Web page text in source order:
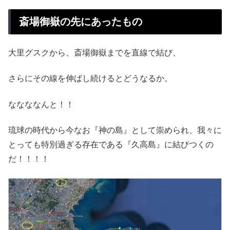
斎場御嶽の先にあったもの
大里グスクから、斎場御嶽までを直線で結び、
さらにその線を伸ばし続けるとどうなるか。
ななななんと！！
琉球の時代から今なお『神の島』として崇められ、我々に
とっても特別過ぎる存在である『久高島』に結びつくの
だ！！！！